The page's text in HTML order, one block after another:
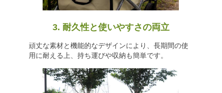
3. 耐久性と使いやすさの両立
頑丈な素材と機能的なデザインにより、長期間の使
用に耐える上、持ち運びや収納も簡単です。